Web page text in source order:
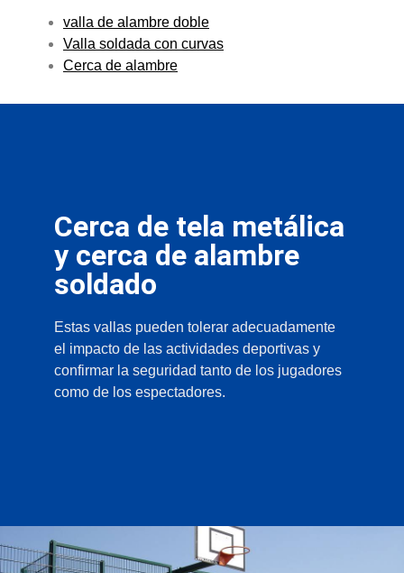
valla de alambre doble
Valla soldada con curvas
Cerca de alambre
Cerca de tela metálica
y cerca de alambre
soldado
Estas vallas pueden tolerar adecuadamente
el impacto de las actividades deportivas y
confirmar la seguridad tanto de los jugadores
como de los espectadores.